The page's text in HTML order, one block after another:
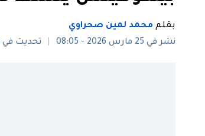
بقلم محمد لمين صحراوي
نشر في 25 مارس 2026 - 08:05
تحديث في 25 مارس 2026 - 08:59